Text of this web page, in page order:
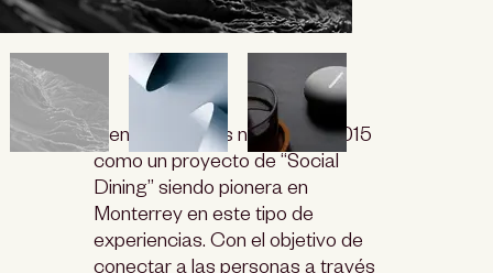
MUSEO
Cenas Amarillas nace en el 2015
como un proyecto de “Social
Dining” siendo pionera en
Monterrey en este tipo de
experiencias. Con el objetivo de